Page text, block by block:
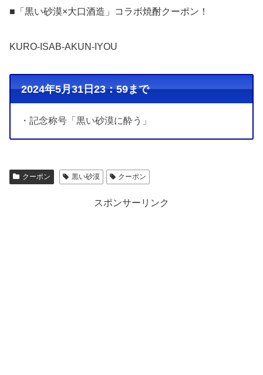
■「黒い砂漠×大口酒造」コラボ焼酎クーポン！
KURO-ISAB-AKUN-IYOU
2024年5月31日23：59まで
・記念称号「黒い砂漠に酔う」
クーポン 黒い砂漠 クーポン
スポンサーリンク